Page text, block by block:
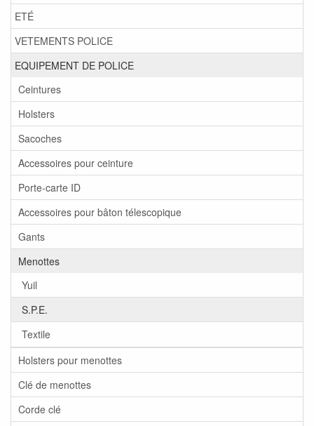
ETÉ
VETEMENTS POLICE
EQUIPEMENT DE POLICE
Ceintures
Holsters
Sacoches
Accessoires pour ceinture
Porte-carte ID
Accessoires pour bâton télescopique
Gants
Menottes
Yuil
S.P.E.
Textile
Holsters pour menottes
Clé de menottes
Corde clé